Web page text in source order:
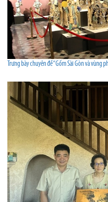
Trưng bày chuyên đề “Gốm Sài Gòn và vùng